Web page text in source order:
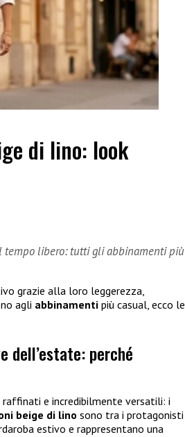
di lino: look
libero: tutti gli abbinamenti più
grazie alla loro leggerezza,
agli abbinamenti più casual, ecco le
dell’estate: perché
raffinati e incredibilmente versatili: i
beige di lino sono tra i protagonisti
estivo e rappresentano una